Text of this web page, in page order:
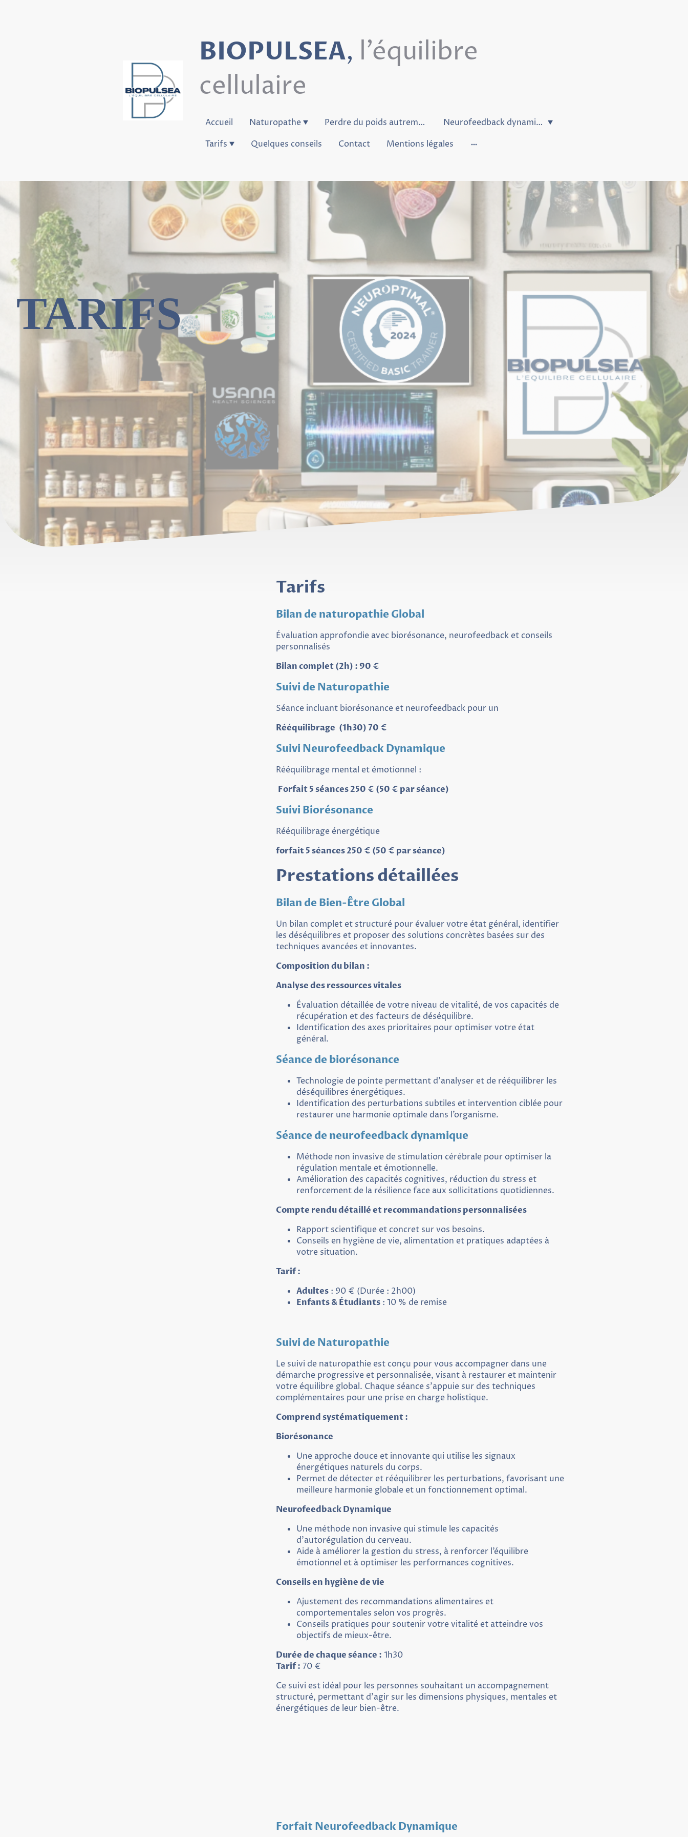
BIOPULSEA, l'équilibre
cellulaire
Accueil Naturopathe Perdre du poids autrement
Neurofeedback dynamique
Tarifs
Quelques conseils Contact Mentions légales
TARIFS
Tarifs
Bilan de naturopathie Global
Évaluation approfondie avec biorésonance, neurofeedback et conseils
personnalisés
Bilan complet (2h) : 90 €
Suivi de Naturopathie
Séance incluant biorésonance et neurofeedback pour un
Rééquilibrage (1h30) 70 €
Suivi Neurofeedback Dynamique
Rééquilibrage mental et émotionnel :
Forfait 5 séances 250 € (50 € par séance)
Suivi Biorésonance
Rééquilibrage énergétique
forfait 5 séances 250 € (50 € par séance)
Prestations détaillées
Bilan de Bien-Être Global
Un bilan complet et structuré pour évaluer votre état général, identifier
les déséquilibres et proposer des solutions concrètes basées sur des
techniques avancées et innovantes.
Composition du bilan :
Analyse des ressources vitales
Évaluation détaillée de votre niveau de vitalité, de vos capacités de
récupération et des facteurs de déséquilibre.
Identification des axes prioritaires pour optimiser votre état
général.
Séance de biorésonance
Technologie de pointe permettant d’analyser et de rééquilibrer les
déséquilibres énergétiques.
Identification des perturbations subtiles et intervention ciblée pour
restaurer une harmonie optimale dans l’organisme.
Séance de neurofeedback dynamique
Méthode non invasive de stimulation cérébrale pour optimiser la
régulation mentale et émotionnelle.
Amélioration des capacités cognitives, réduction du stress et
renforcement de la résilience face aux sollicitations quotidiennes.
Compte rendu détaillé et recommandations personnalisées
Rapport scientifique et concret sur vos besoins.
Conseils en hygiène de vie, alimentation et pratiques adaptées à
votre situation.
Tarif :
Adultes: 90 € (Durée : 2h00)
Enfants & Étudiants: 10 % de remise
Suivi de Naturopathie
Le suivi de naturopathie est conçu pour vous accompagner dans une
démarche progressive et personnalisée, visant à restaurer et maintenir
votre équilibre global. Chaque séance s’appuie sur des techniques
complémentaires pour une prise en charge holistique.
Comprend systématiquement :
Biorésonance
Une approche douce et innovante qui utilise les signaux
énergétiques naturels du corps.
Permet de détecter et rééquilibrer les perturbations, favorisant une
meilleure harmonie globale et un fonctionnement optimal.
Neurofeedback Dynamique
Une méthode non invasive qui stimule les capacités
d’autorégulation du cerveau.
Aide à améliorer la gestion du stress, à renforcer l’équilibre
émotionnel et à optimiser les performances cognitives.
Conseils en hygiène de vie
Ajustement des recommandations alimentaires et
comportementales selon vos progrès.
Conseils pratiques pour soutenir votre vitalité et atteindre vos
objectifs de mieux-être.
Durée de chaque séance : 1h30
Tarif : 70 €
Ce suivi est idéal pour les personnes souhaitant un accompagnement
structuré, permettant d'agir sur les dimensions physiques, mentales et
énergétiques de leur bien-être.
Forfait Neurofeedback Dynamique